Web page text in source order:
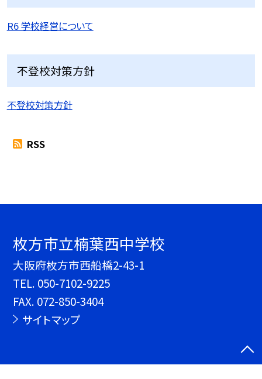
R6 学校経営について
不登校対策方針
不登校対策方針
RSS
枚方市立楠葉西中学校
大阪府枚方市西船橋2-43-1
TEL. 050-7102-9225
FAX. 072-850-3404
サイトマップ